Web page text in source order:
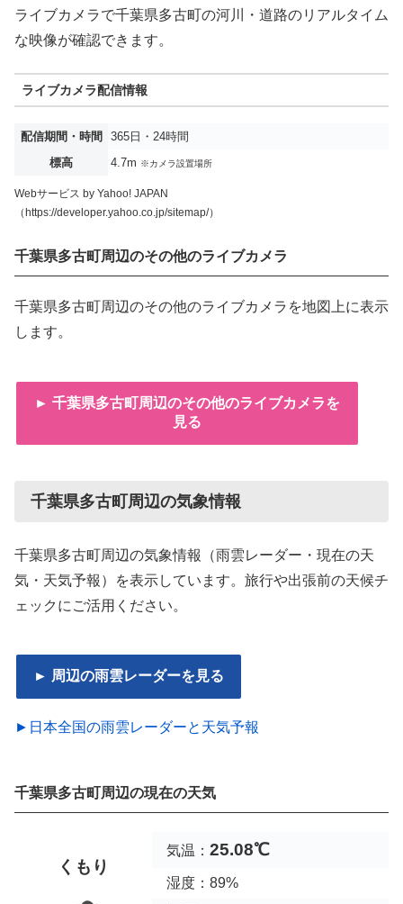
ライブカメラで千葉県多古町の河川・道路のリアルタイム
な映像が確認できます。
ライブカメラ配信情報
配信期間・時間
365日・24時間
標高
4.7m ※カメラ設置場所
Webサービス by Yahoo! JAPAN
（https://developer.yahoo.co.jp/sitemap/）
千葉県多古町周辺のその他のライブカメラ
千葉県多古町周辺のその他のライブカメラを地図上に表示
します。
► 千葉県多古町周辺のその他のライブカメラを
見る
千葉県多古町周辺の気象情報
千葉県多古町周辺の気象情報（雨雲レーダー・現在の天
気・天気予報）を表示しています。旅行や出張前の天候チ
ェックにご活用ください。
► 周辺の雨雲レーダーを見る
►日本全国の雨雲レーダーと天気予報
千葉県多古町周辺の現在の天気
くもり
気温： 25.08℃
湿度：89%